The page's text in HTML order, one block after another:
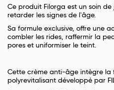
Ce produit Filorga est un soin
retarder les signes de l'âge.
Sa formule exclusive, offre une
combler les rides, raffermir la
pores et uniformiser le teint.
Cette crème anti-âge intègre la
polyrevitalisant développé par